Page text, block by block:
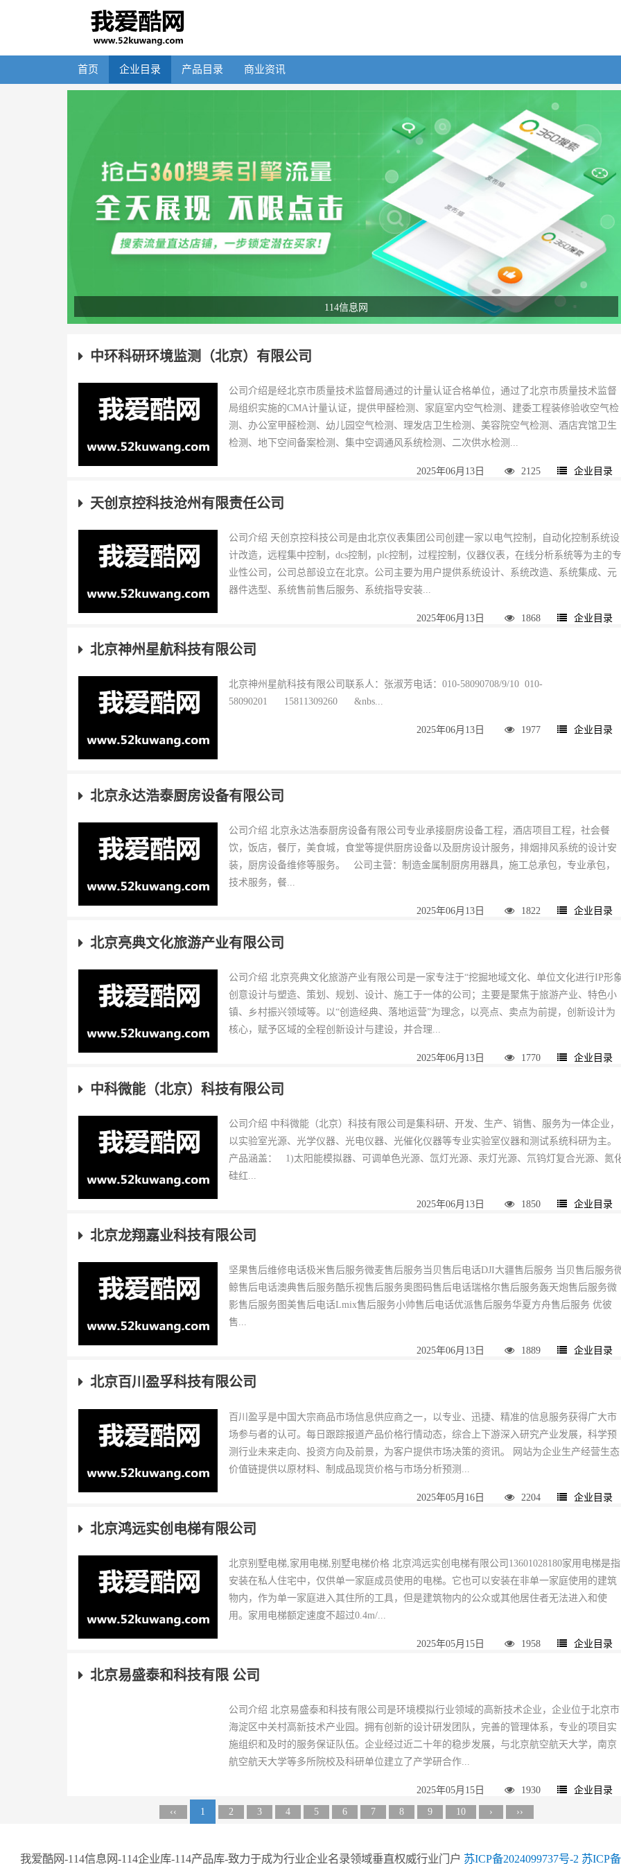
首页 企业目录 产品目录 商业资讯
114信息网
中环科研环境监测（北京）有限公司
公司介绍是经北京市质量技术监督局通过的计量认证合格单位，通过了北京市质量技术监督
局组织实施的CMA计量认证，提供甲醛检测、家庭室内空气检测、建委工程装修验收空气检
测、办公室甲醛检测、幼儿园空气检测、理发店卫生检测、美容院空气检测、酒店宾馆卫生
检测、地下空间备案检测、集中空调通风系统检测、二次供水检测...
2025年06月13日 2125 企业目录
天创京控科技沧州有限责任公司
公司介绍 天创京控科技公司是由北京仪表集团公司创建一家以电气控制，自动化控制系统设
计改造，远程集中控制，dcs控制，plc控制，过程控制，仪器仪表，在线分析系统等为主的
业性公司，公司总部设立在北京。公司主要为用户提供系统设计、系统改造、系统集成、元
器件选型、系统售前售后服务、系统指导安装...
2025年06月13日 1868 企业目录
北京神州星航科技有限公司
北京神州星航科技有限公司联系人：张淑芳电话：010-58090708/9/10 010-
58090201 15811309260 &nbs...
2025年06月13日 1977 企业目录
北京永达浩泰厨房设备有限公司
公司介绍 北京永达浩泰厨房设备有限公司专业承接厨房设备工程，酒店项目工程，社会餐
饮，饭店，餐厅，美食城，食堂等提供厨房设备以及厨房设计服务，排烟排风系统的设计安
装，厨房设备维修等服务。 公司主营：制造金属制厨房用器具，施工总承包，专业承包，
技术服务，餐...
2025年06月13日 1822 企业目录
北京亮典文化旅游产业有限公司
公司介绍 北京亮典文化旅游产业有限公司是一家专注于“挖掘地域文化、单位文化进行IP形
创意设计与塑造、策划、规划、设计、施工于一体的公司；主要是聚焦于旅游产业、特色小
镇、乡村振兴领域等。以“创造经典、落地运营”为理念，以亮点、卖点为前提，创新设计为
核心，赋予区域的全程创新设计与建设，并合理...
2025年06月13日 1770 企业目录
中科微能（北京）科技有限公司
公司介绍 中科微能（北京）科技有限公司是集科研、开发、生产、销售、服务为一体企业，
以实验室光源、光学仪器、光电仪器、光催化仪器等专业实验室仪器和测试系统科研为主。
产品涵盖： 1)太阳能模拟器、可调单色光源、氙灯光源、汞灯光源、氘钨灯复合光源、氮
硅红...
2025年06月13日 1850 企业目录
北京龙翔嘉业科技有限公司
坚果售后维修电话极米售后服务微麦售后服务当贝售后电话DJI大疆售后服务 当贝售后服务
鲸售后电话澳典售后服务酷乐视售后服务奥图码售后电话瑞格尔售后服务轰天炮售后服务微
影售后服务图美售后电话Lmix售后服务小帅售后电话优派售后服务华夏方舟售后服务 优彼
售...
2025年06月13日 1889 企业目录
北京百川盈孚科技有限公司
百川盈孚是中国大宗商品市场信息供应商之一，以专业、迅捷、精准的信息服务获得广大市
场参与者的认可。每日跟踪报道产品价格行情动态，综合上下游深入研究产业发展，科学预
测行业未来走向、投资方向及前景，为客户提供市场决策的资讯。 网站为企业生产经营生态
价值链提供以原材料、制成品现货价格与市场分析预测...
2025年05月16日 2204 企业目录
北京鸿远实创电梯有限公司
北京别墅电梯,家用电梯,别墅电梯价格 北京鸿远实创电梯有限公司13601028180家用电梯是指
安装在私人住宅中，仅供单一家庭成员使用的电梯。它也可以安装在非单一家庭使用的建筑
物内，作为单一家庭进入其住所的工具，但是建筑物内的公众或其他居住者无法进入和使
用。家用电梯额定速度不超过0.4m/...
2025年05月15日 1958 企业目录
北京易盛泰和科技有限 公司
公司介绍 北京易盛泰和科技有限公司是环境模拟行业领域的高新技术企业，企业位于北京市
海淀区中关村高新技术产业园。拥有创新的设计研发团队，完善的管理体系，专业的项目实
施组织和及时的服务保证队伍。企业经过近二十年的稳步发展，与北京航空航天大学，南京
航空航天大学等多所院校及科研单位建立了产学研合作...
2025年05月15日 1930 企业目录
‹‹ 1 2 3 4 5 6 7 8 9 10 › ››
我爱酷网-114信息网-114企业库-114产品库-致力于成为行业企业名录领域垂直权威行业门户 苏ICP备2024099737号-2 苏ICP